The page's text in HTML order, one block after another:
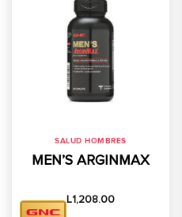
SALUD HOMBRES
MEN’S ARGINMAX
L1,208.00